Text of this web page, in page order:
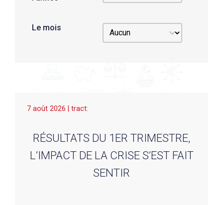
Le mois Le mois
Le mois
7 août 2026 | tract:
RÉSULTATS DU 1ER TRIMESTRE,
L’IMPACT DE LA CRISE S’EST FAIT
SENTIR